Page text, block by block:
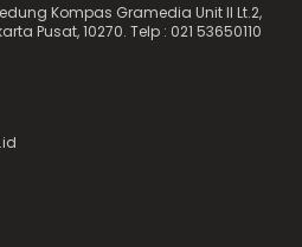
Kompas Gramedia Unit II Lt.2,
Pusat, 10270. Telp : 021 53650110